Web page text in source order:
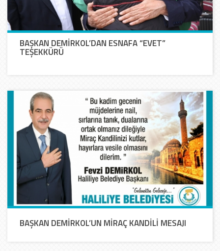
BAŞKAN DEMİRKOL’DAN ESNAFA “EVET”
TEŞEKKÜRÜ
BAŞKAN DEMİRKOL’UN MİRAÇ KANDİLİ MESAJI